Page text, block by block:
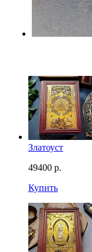
Златоуст
49400 р.
Купить